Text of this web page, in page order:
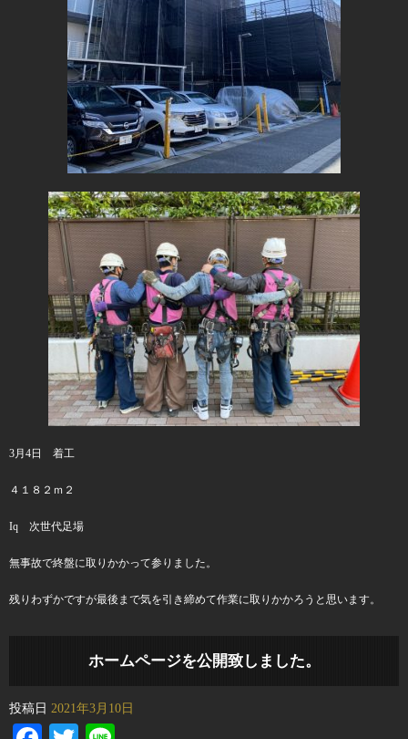
3月4日 着工
４１８２ｍ２
Iq 次世代足場
無事故で終盤に取りかかって参りました。
残りわずかですが最後まで気を引き締めて作業に取りかかろうと思います。
ホームページを公開致しました。
投稿日 2021年3月10日